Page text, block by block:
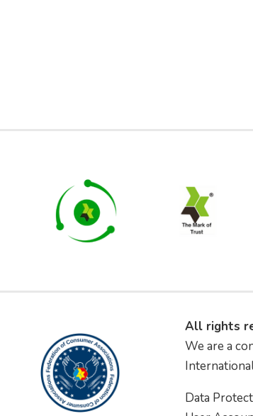
All rights
We are a
Data